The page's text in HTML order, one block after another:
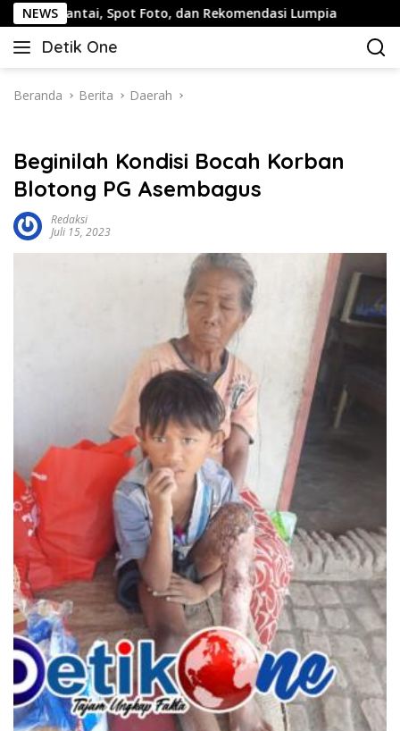
Langsung
ke
konten
NEWS
Foto, dan Rekomendasi Lumpia Panduan Wisata
Detik One
Tajam
Fakta
Beranda Berita Daerah
Beginilah Kondisi Bocah Korban
Blotong PG Asembagus
Redaksi
Juli 15, 2023